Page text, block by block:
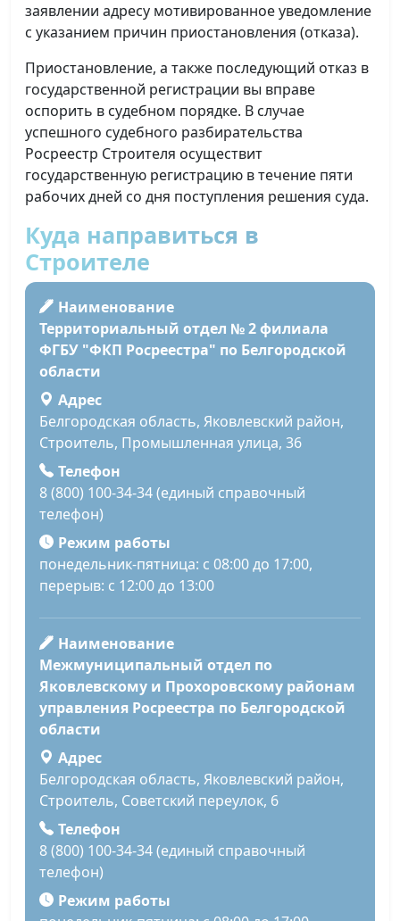
заявлении адресу мотивированное уведомление
с указанием причин приостановления (отказа).
Приостановление, а также последующий отказ в
государственной регистрации вы вправе
оспорить в судебном порядке. В случае
успешного судебного разбирательства
Росреестр Строителя осуществит
государственную регистрацию в течение пяти
рабочих дней со дня поступления решения суда.
Куда направиться в
Строителе
Наименование
Территориальный отдел № 2 филиала
ФГБУ "ФКП Росреестра" по Белгородской
области
Адрес
Белгородская область, Яковлевский район,
Строитель, Промышленная улица, 36
Телефон
8 (800) 100-34-34 (единый справочный
телефон)
Режим работы
понедельник-пятница: с 08:00 до 17:00,
перерыв: с 12:00 до 13:00
Наименование
Межмуниципальный отдел по
Яковлевскому и Прохоровскому районам
управления Росреестра по Белгородской
области
Адрес
Белгородская область, Яковлевский район,
Строитель, Советский переулок, 6
Телефон
8 (800) 100-34-34 (единый справочный
телефон)
Режим работы